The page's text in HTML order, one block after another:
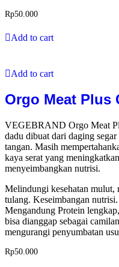
Rp50.000
Add to cart
Add to cart
Orgo Meat Plus
VEGEBRAND Orgo Meat
dadu dibuat dari daging
tangan. Masih
kaya serat yang
menyeimbangkan nutrisi.
Melindungi kesehatan mulut,
tulang. Keseimbangan
Mengandung Protein
bisa dianggap sebagai
mengurangi penyumbatan
Rp50.000